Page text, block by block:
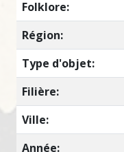
Folklore:
Région:
Type d'objet:
Filière:
Ville:
Année: